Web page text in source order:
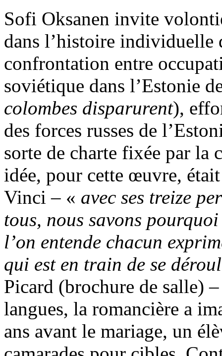
Sofi Oksanen invite
dans l’histoire individuelle
confrontation entre
soviétique dans l’Estonie
colombes disparurent),
des forces russes de
sorte de charte fixée par la
idée, pour cette œuvre,
Vinci – « avec ses treize
tous, nous savons
l’on entende chacun
qui est en train de se
Picard (brochure de salle)
langues, la romancière a
ans avant le mariage, un